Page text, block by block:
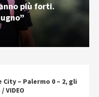
più forti.
City – Palermo 0 – 2, gli
VIDEO